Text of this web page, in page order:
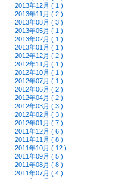
2013年12月 ( 1 )
2013年11月 ( 2 )
2013年08月 ( 3 )
2013年05月 ( 1 )
2013年02月 ( 1 )
2013年01月 ( 1 )
2012年12月 ( 2 )
2012年11月 ( 1 )
2012年10月 ( 1 )
2012年07月 ( 1 )
2012年06月 ( 2 )
2012年04月 ( 2 )
2012年03月 ( 3 )
2012年02月 ( 3 )
2012年01月 ( 7 )
2011年12月 ( 6 )
2011年11月 ( 8 )
2011年10月 ( 12 )
2011年09月 ( 5 )
2011年08月 ( 8 )
2011年07月 ( 4 )